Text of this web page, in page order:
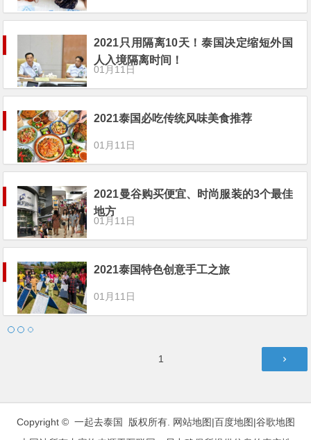
2021只用隔离10天！泰国决定缩短外国
人入境隔离时间！
01月11日
2021泰国必吃传统风味美食推荐
01月11日
2021曼谷购买便宜、时尚服装的3个最佳
地方
01月11日
2021泰国特色创意手工之旅
01月11日
页
1
Copyright © 一起去泰国 版权所有. 网站地图|百度地图|谷歌地图